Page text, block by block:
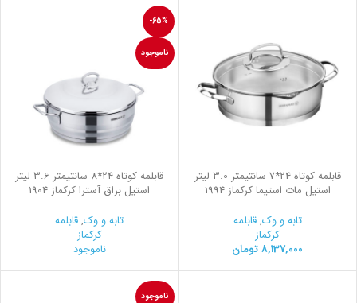
قابلمه کوتاه 24*7 سانتیمتر 3.0 لیتر
استیل مات استیما کرکماز 1994
تابه و وک,قابلمه
کرکماز
8,137,000 تومان
-65%
ناموجود
قابلمه کوتاه 24*8 سانتیمتر 3.6 لیتر
استیل براق آسترا کرکماز 1904
تابه و وک,قابلمه
کرکماز
ناموجود
ناموجود